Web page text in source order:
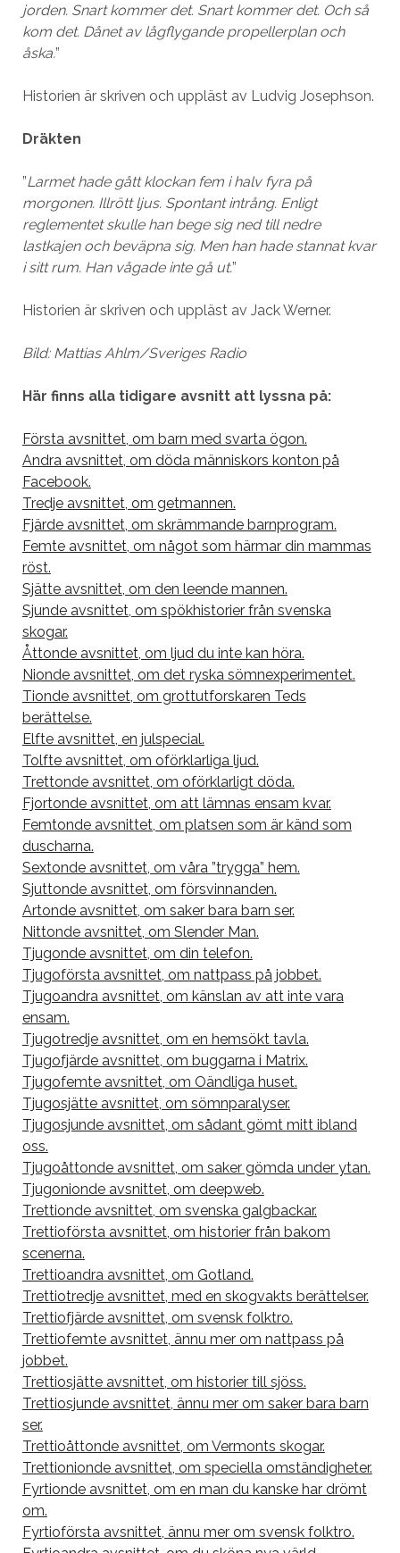
jorden. Snart kommer det. Snart kommer det. Och så
kom det. Dånet av lågflygande propellerplan och
åska.”
Historien är skriven och uppläst av Ludvig Josephson.
Dräkten
”Larmet hade gått klockan fem i halv fyra på
morgonen. Illrött ljus. Spontant intrång. Enligt
reglementet skulle han bege sig ned till nedre
lastkajen och beväpna sig. Men han hade stannat kvar
i sitt rum. Han vågade inte gå ut.”
Historien är skriven och uppläst av Jack Werner.
Bild: Mattias Ahlm/Sveriges Radio
Här finns alla tidigare avsnitt att lyssna på:
Första avsnittet, om barn med svarta ögon.
Andra avsnittet, om döda människors konton på
Facebook.
Tredje avsnittet, om getmannen.
Fjärde avsnittet, om skrämmande barnprogram.
Femte avsnittet, om något som härmar din mammas
röst.
Sjätte avsnittet, om den leende mannen.
Sjunde avsnittet, om spökhistorier från svenska
skogar.
Åttonde avsnittet, om ljud du inte kan höra.
Nionde avsnittet, om det ryska sömnexperimentet.
Tionde avsnittet, om grottutforskaren Teds
berättelse.
Elfte avsnittet, en julspecial.
Tolfte avsnittet, om oförklarliga ljud.
Trettonde avsnittet, om oförklarligt döda.
Fjortonde avsnittet, om att lämnas ensam kvar.
Femtonde avsnittet, om platsen som är känd som
duscharna.
Sextonde avsnittet, om våra ”trygga” hem.
Sjuttonde avsnittet, om försvinnanden.
Artonde avsnittet, om saker bara barn ser.
Nittonde avsnittet, om Slender Man.
Tjugonde avsnittet, om din telefon.
Tjugoförsta avsnittet, om nattpass på jobbet.
Tjugoandra avsnittet, om känslan av att inte vara
ensam.
Tjugotredje avsnittet, om en hemsökt tavla.
Tjugofjärde avsnittet, om buggarna i Matrix.
Tjugofemte avsnittet, om Oändliga huset.
Tjugosjätte avsnittet, om sömnparalyser.
Tjugosjunde avsnittet, om sådant gömt mitt ibland
oss.
Tjugoåttonde avsnittet, om saker gömda under ytan.
Tjugonionde avsnittet, om deepweb.
Trettionde avsnittet, om svenska galgbackar.
Trettioförsta avsnittet, om historier från bakom
scenerna.
Trettioandra avsnittet, om Gotland.
Trettiotredje avsnittet, med en skogvakts berättelser.
Trettiofjärde avsnittet, om svensk folktro.
Trettiofemte avsnittet, ännu mer om nattpass på
jobbet.
Trettiosjätte avsnittet, om historier till sjöss.
Trettiosjunde avsnittet, ännu mer om saker bara barn
ser.
Trettioåttonde avsnittet, om Vermonts skogar.
Trettionionde avsnittet, om speciella omständigheter.
Fyrtionde avsnittet, om en man du kanske har drömt
om.
Fyrtioförsta avsnittet, ännu mer om svensk folktro.